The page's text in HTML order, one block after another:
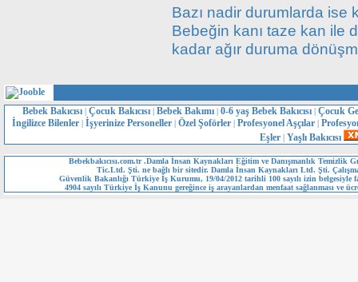
Bazı nadir durumlarda ise
Bebeğin kanı taze kan ile
kadar ağır duruma
Bebek Bakıcısı | Çocuk Bakıcısı | Bebek Bakımı | 0-6 yaş Bebek Bakıcısı | Çocuk
İngilizce Bilenler | İşyerinize Personeller | Özel Şoförler | Profesyonel Aşçılar |
Eşler| Yaşlı Bakıcısı
Bebekbakıcısı.com.tr .Damla İnsan Kaynakları Eğitim ve Danışmanlık Temizlik
Tic.Ltd. Şti. ne bağlı bir sitedir. Damla İnsan Kaynakları Ltd. Şti.
Güvenlik Bakanlığı Türkiye İş Kurumu, 19/04/2012 tarihli 100 sayılı izin belgesiyle
4904 sayılı Türkiye İş Kanunu gereğince iş arayanlardan menfaat sağlanması ve